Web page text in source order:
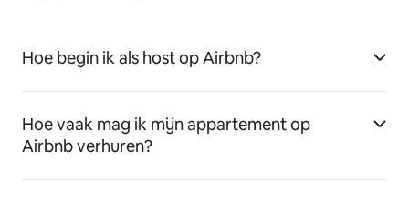
Hoe begin ik als host op Airbnb?
Hoe vaak mag ik mijn appartement op
Airbnb verhuren?